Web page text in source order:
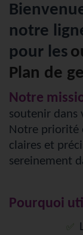
notre
pour les
Plan de
Notre
soutenir dans
Notre priorité
claires et
sereinement
Pourquoi
✅